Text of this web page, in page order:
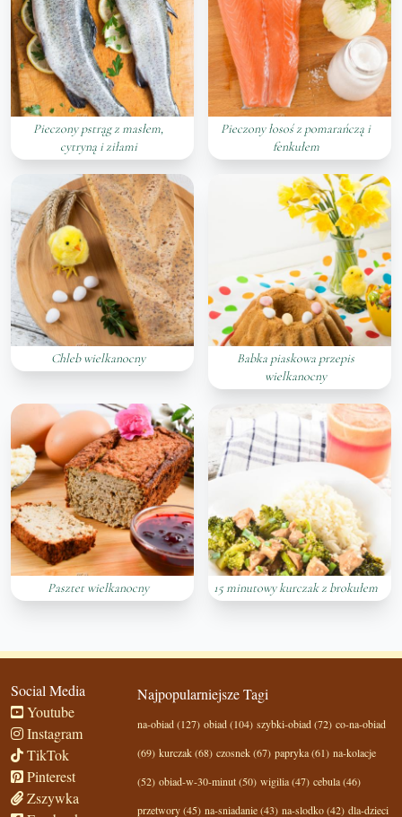
Pieczony pstrąg z masłem,
cytryną i ziłami
Pieczony łosoś z pomarańczą i
fenkułem
Chleb wielkanocny
Babka piaskowa przepis
wielkanocny
Pasztet wielkanocny 15 minutowy kurczak z brokułem
Social Media
Youtube
Instagram
TikTok
Pinterest
Zszywka
Najpopularniejsze Tagi
na-obiad (127) obiad (104) szybki-obiad (72) co-na-obiad
(69) kurczak (68) czosnek (67) papryka (61) na-kolacje
(52) obiad-w-30-minut (50) wigilia (47) cebula (46)
przetwory (45) na-sniadanie (43) na-slodko (42) dla-dzieci